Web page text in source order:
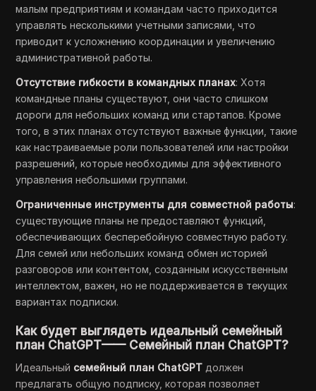
малым предприятиям и командам часто приходится
управлять несколькими учетными записями, что
приводит к усложнению координации и увеличению
административной работы.
Отсутствие гибкости в командных планах: Хотя
командные планы существуют, они часто слишком
дороги для небольших команд или стартапов. Кроме
того, в этих планах отсутствуют важные функции, такие
как настраиваемые роли пользователей или настройки
разрешений, которые необходимы для эффективного
управления небольшими группами.
Ограниченные инструменты для совместной работы:
существующие планы не предоставляют функций,
обеспечивающих бесперебойную совместную работу.
Для семей или небольших команд обмен историей
разговоров или контентом, созданным искусственным
интеллектом, важен, но не поддерживается в текущих
вариантах подписки.
Как будет выглядеть идеальный семейный
план ChatGPT—— Семейный план ChatGPT?
Идеальный семейный план ChatGPT должен
предлагать общую подписку, которая позволяет